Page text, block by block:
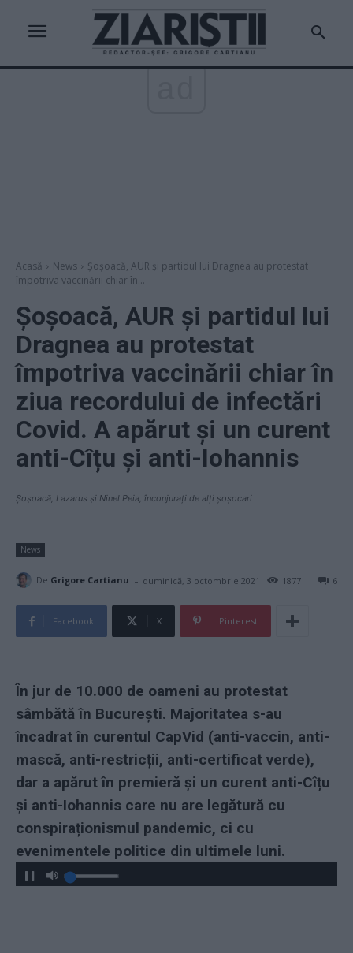
Acasă News
Șoșoacă, AUR și partidul lui Dragnea au protestat
împotriva vaccinării chiar în...
Șoșoacă, AUR și partidul lui
Dragnea au protestat
împotriva vaccinării chiar în
ziua recordului de infectări
Covid. A apărut și un curent
anti-Cîțu și anti-Iohannis
Șoșoacă, Lazarus și Ninel Peia, înconjurați de alți șoșocari
News
De Grigore Cartianu - duminică, 3 octombrie 2021 6
1877
Facebook X Pinterest
În jur de 10.000 de oameni au protestat
sâmbătă în București. Majoritatea s-au
încadrat în curentul CapVid (anti-vaccin, anti-
mască, anti-restricții, anti-certificat verde),
dar a apărut în premieră și un curent anti-Cîțu
și anti-Iohannis care nu are legătură cu
conspiraționismul pandemic, ci cu
evenimentele politice din ultimele luni.